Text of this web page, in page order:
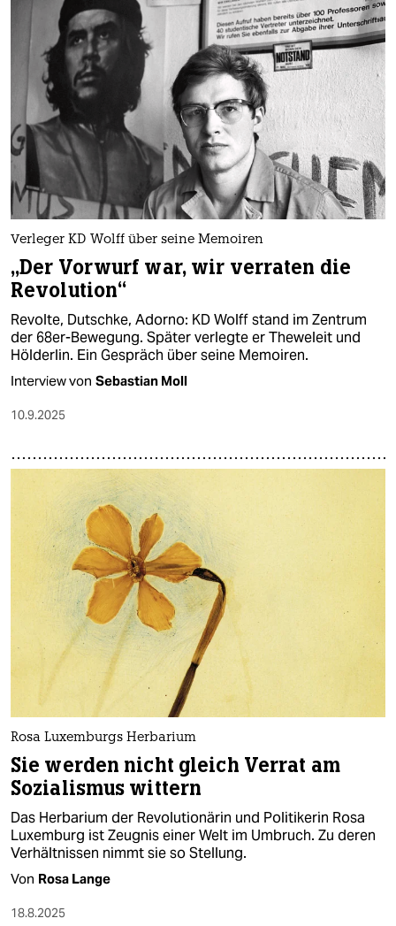
Verleger KD Wolff über seine Memoiren
„Der Vorwurf war, wir verraten die
Revolution“
Revolte, Dutschke, Adorno: KD Wolff stand im Zentrum
der 68er-Bewegung. Später verlegte er Theweleit und
Hölderlin. Ein Gespräch über seine Memoiren.
Interview von Sebastian Moll
10.9.2025
Rosa Luxemburgs Herbarium
Sie werden nicht gleich Verrat am
Sozialismus wittern
Das Herbarium der Revolutionärin und Politikerin Rosa
Luxemburg ist Zeugnis einer Welt im Umbruch. Zu deren
Verhältnissen nimmt sie so Stellung.
Von Rosa Lange
18.8.2025